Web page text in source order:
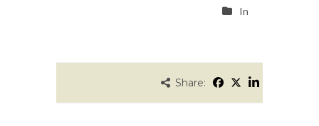
In
Share: